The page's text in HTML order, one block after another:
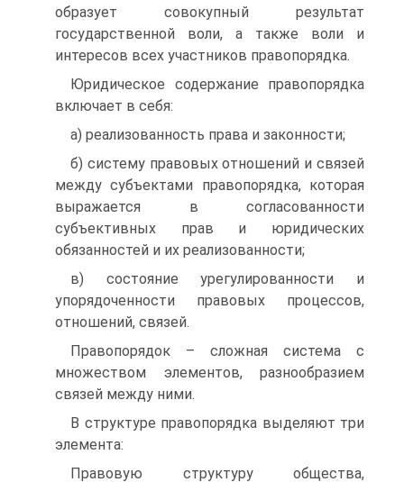
образует совокупный результат
государственной воли, а также воли и
интересов всех участников правопорядка.
Юридическое содержание правопорядка
включает в себя:
а) реализованность права и законности;
б) систему правовых отношений и связей
между субъектами правопорядка, которая
выражается в согласованности
субъективных прав и юридических
обязанностей и их реализованности;
в) состояние урегулированности и
упорядоченности правовых процессов,
отношений, связей.
Правопорядок – сложная система с
множеством элементов, разнообразием
связей между ними.
В структуре правопорядка выделяют три
элемента:
Правовую структуру общества,